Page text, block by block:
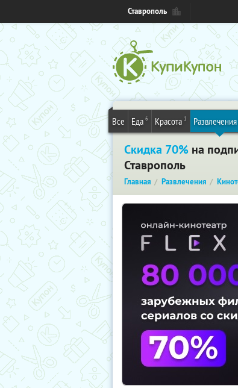
Ставрополь
Все Еда 6 Красота 1 Развлечения
Скидка 70% на
Ставрополь
Главная Развлечения